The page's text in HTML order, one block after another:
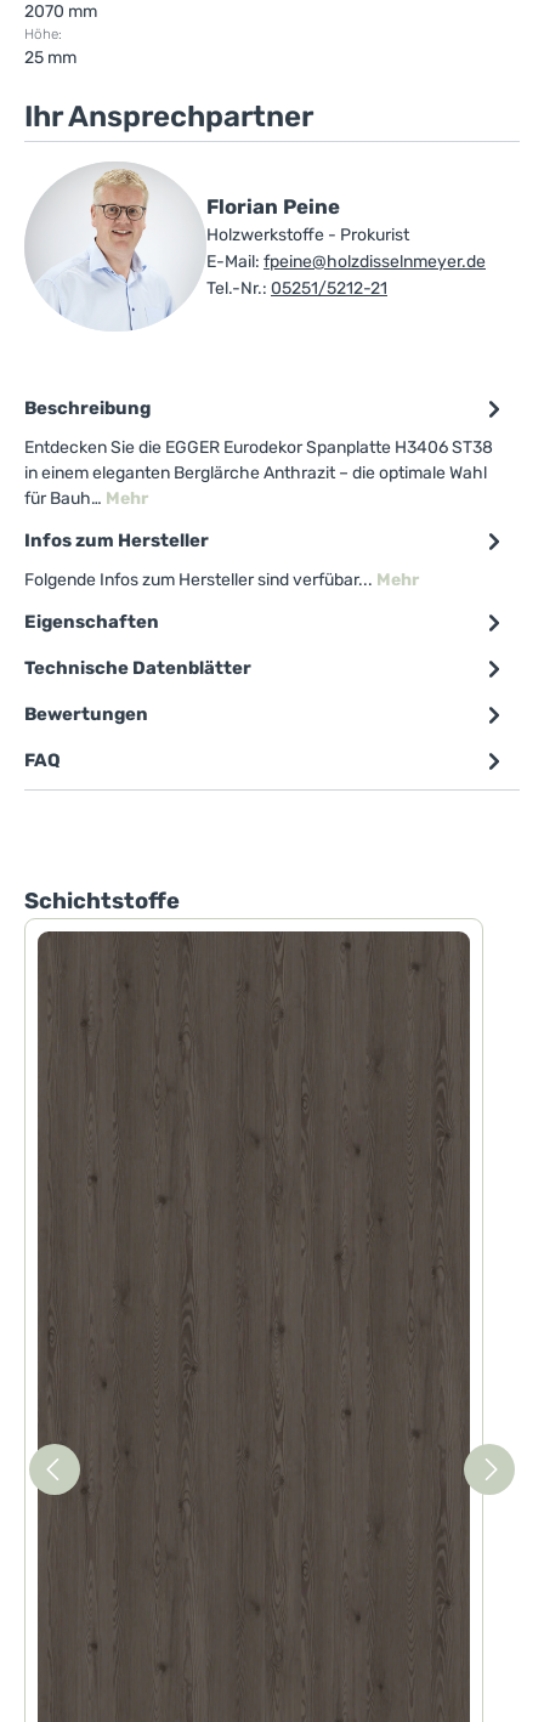
2070 mm
Höhe:
25 mm
Ihr Ansprechpartner
Florian Peine
Holzwerkstoffe - Prokurist
E-Mail: fpeine@holzdisselnmeyer.de
Tel.-Nr.: 05251/5212-21
Beschreibung
Entdecken Sie die EGGER Eurodekor Spanplatte H3406 ST38
in einem eleganten Berglärche Anthrazit – die optimale Wahl
für Bauh… Mehr
Infos zum Hersteller
Folgende Infos zum Hersteller sind verfübar... Mehr
Eigenschaften
Technische Datenblätter
Bewertungen
FAQ
Produktgalerie überspringen
Schichtstoffe